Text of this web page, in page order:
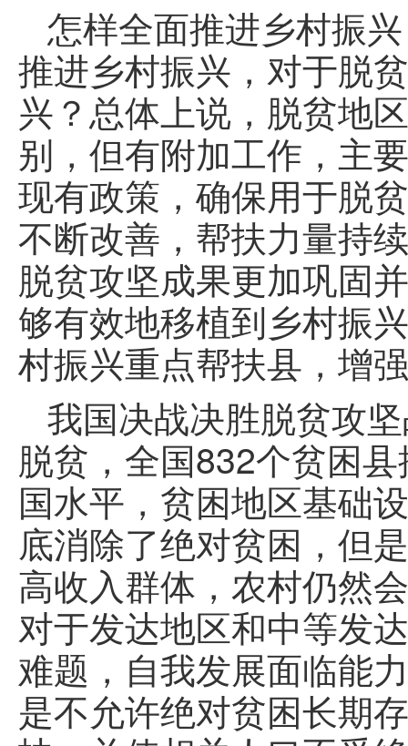
怎样全面推进乡村振
推进乡村振兴，对于脱
兴？总体上说，脱贫地
别，但有附加工作，主
现有政策，确保用于脱
不断改善，帮扶力量持
脱贫攻坚成果更加巩固
够有效地移植到乡村振
村振兴重点帮扶县，增
我国决战决胜脱贫攻
脱贫，全国832个贫困
国水平，贫困地区基础
底消除了绝对贫困，但
高收入群体，农村仍然
对于发达地区和中等发
难题，自我发展面临能
是不允许绝对贫困长期